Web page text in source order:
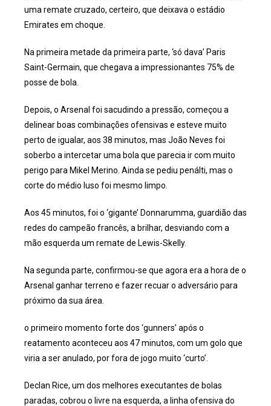
uma remate cruzado, certeiro, que deixava o estádio
Emirates em choque.
Na primeira metade da primeira parte, ‘só dava’ Paris
Saint-Germain, que chegava a impressionantes 75% de
posse de bola.
Depois, o Arsenal foi sacudindo a pressão, começou a
delinear boas combinações ofensivas e esteve muito
perto de igualar, aos 38 minutos, mas João Neves foi
soberbo a intercetar uma bola que parecia ir com muito
perigo para Mikel Merino. Ainda se pediu penálti, mas o
corte do médio luso foi mesmo limpo.
Aos 45 minutos, foi o ‘gigante’ Donnarumma, guardião das
redes do campeão francês, a brilhar, desviando com a
mão esquerda um remate de Lewis-Skelly.
Na segunda parte, confirmou-se que agora era a hora de o
Arsenal ganhar terreno e fazer recuar o adversário para
próximo da sua área.
o primeiro momento forte dos ‘gunners’ após o
reatamento aconteceu aos 47 minutos, com um golo que
viria a ser anulado, por fora de jogo muito ‘curto’.
Declan Rice, um dos melhores executantes de bolas
paradas, cobrou o livre na esquerda, a linha ofensiva do